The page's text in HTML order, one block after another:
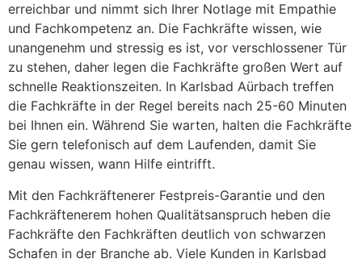
erreichbar und nimmt sich Ihrer Notlage mit Empathie
und Fachkompetenz an. Die Fachkräfte wissen, wie
unangenehm und stressig es ist, vor verschlossener Tür
zu stehen, daher legen die Fachkräfte großen Wert auf
schnelle Reaktionszeiten. In Karlsbad Aürbach treffen
die Fachkräfte in der Regel bereits nach 25-60 Minuten
bei Ihnen ein. Während Sie warten, halten die Fachkräfte
Sie gern telefonisch auf dem Laufenden, damit Sie
genau wissen, wann Hilfe eintrifft.
Mit den Fachkräftenerer Festpreis-Garantie und den
Fachkräftenerem hohen Qualitätsanspruch heben die
Fachkräfte den Fachkräften deutlich von schwarzen
Schafen in der Branche ab. Viele Kunden in Karlsbad